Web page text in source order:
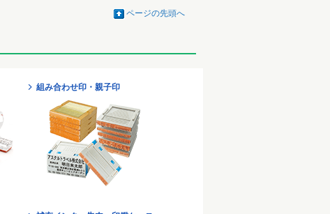
ページの先頭へ
組み合わせ印・親子印